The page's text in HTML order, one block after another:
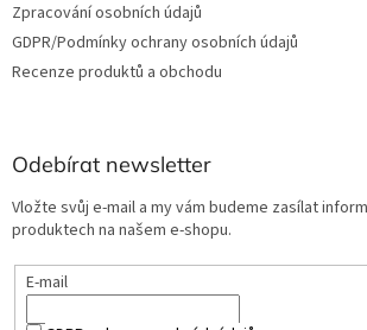
Zpracování osobních údajů
GDPR/Podmínky ochrany osobních údajů
Recenze produktů a obchodu
Odebírat newsletter
Vložte svůj e-mail a my vám budeme zasílat
produktech na našem e-shopu.
E-mail